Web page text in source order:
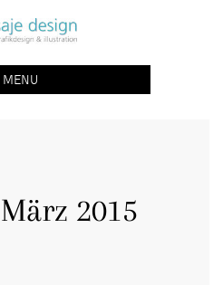
bonn | illustration
MENU
März 2015